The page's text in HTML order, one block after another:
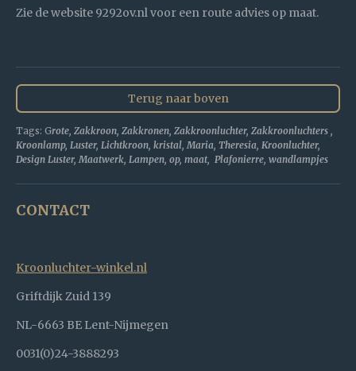
Zie de website 9292ov.nl voor een route advies op maat.
Terug naar boven
Tags: Grote, Zakkroon, Zakkronen, Zakkroonluchter, Zakkroonluchters ,
Kroonlamp, Luster, Lichtkroon, kristal, Maria, Theresia, Kroonluchter,
Design Luster, Maatwerk, Lampen, op, maat, Plafonierre, wandlampjes
CONTACT
Kroonluchter-winkel.nl
Griftdijk Zuid 139
NL-6663 BE Lent-Nijmegen
0031(0)24-3888293